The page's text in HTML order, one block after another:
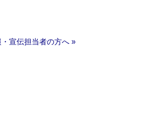
・宣伝担当者の方へ »